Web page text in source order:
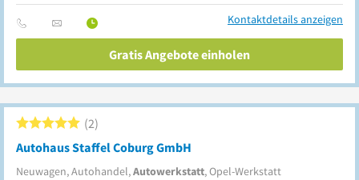
Kontaktdetails anzeigen
Gratis Angebote einholen
Autohaus Staffel Coburg GmbH
Neuwagen, Autohandel,Autowerkstatt, Opel-Werkstatt
2